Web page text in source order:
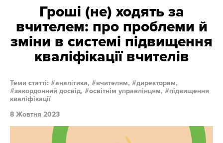
Гроші (не) ходять за
вчителем: про проблеми й
зміни в системі підвищення
кваліфікації вчителів
Теми статті: аналітика, вчителям,
директорам,
закордонний досвід,
освітнім управлінцям,
підвищення
кваліфікації
8 Жовтня 2023